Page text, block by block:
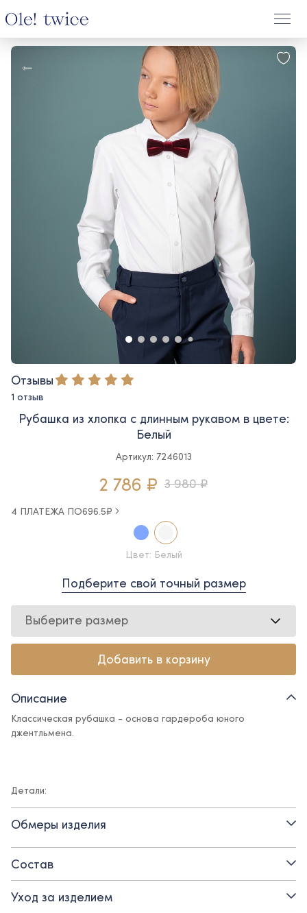
Отзывы
1 отзыв
Рубашка из хлопка с длинным рукавом в цвете:
Белый
Артикул: 7246013
2 786 ₽ 3 980 ₽
4 ПЛАТЕЖА ПО696.5₽
Цвет: Белый
Подберите свой точный размер
Выберите размер
Добавить в корзину
Описание
Классическая рубашка - основа гардероба юного
джентльмена.
Детали:
- рукав на манжете
- застежка на пуговицы
Обмеры изделия
Состав
Уход за изделием